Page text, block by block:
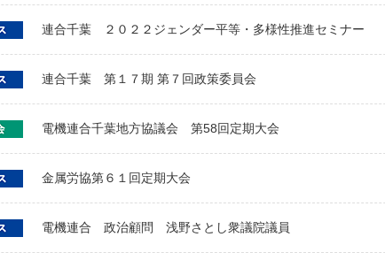
連合千葉 ２０２２ジェンダー平等・多様性推進セミナー
連合千葉 第１７期 第７回政策委員会
電機連合千葉地方協議会 第58回定期大会
金属労協第６１回定期大会
電機連合 政治顧問 浅野さとし衆議院議員